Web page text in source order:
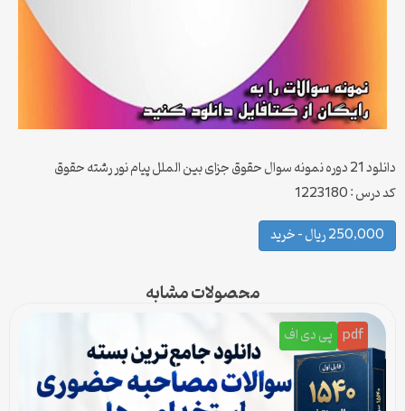
دانلود 21 دوره نمونه سوال حقوق جزای بین الملل پیام نور رشته حقوق
کد درس : 1223180
250,000 ریال – خرید
محصولات مشابه
pdf پی دی اف